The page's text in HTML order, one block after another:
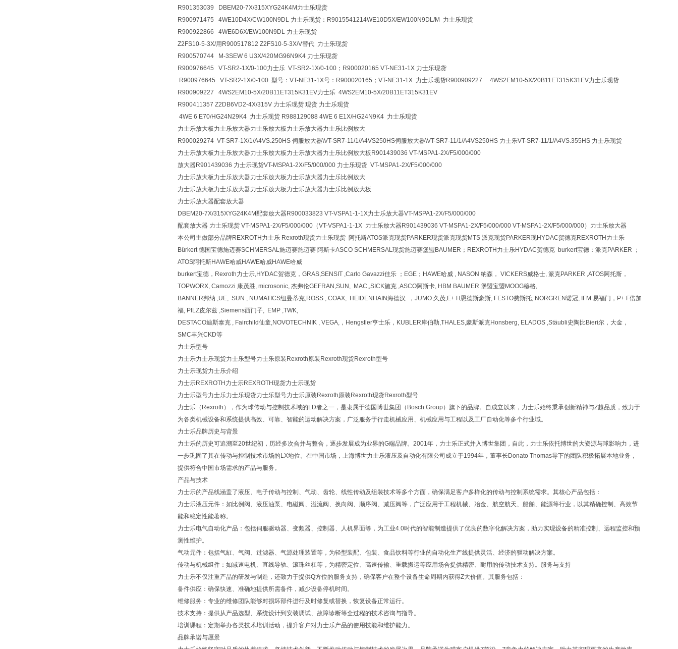
R901353039 DBEM20-7X/315XYG24K4M力士乐现货
R900971475 4WE10D4X/CW100N9DL 力士乐现货：R9015541214WE10D5X/EW100N9DL/M 力士乐现货
R900922866 4WE6D6X/EW100N9DL 力士乐现货
Z2FS10-5-3X/用R900517812 Z2FS10-5-3X/V替代 力士乐现货
R900570744 M-3SEW 6 U3X/420MG96N9K4 力士乐现货
R900976645 VT-SR2-1X/0-100力士乐 VT-SR2-1X/0-100；R900020165 VT-NE31-1X 力士乐现货
R900976645 VT-SR2-1X/0-100 型号：VT-NE31-1X号：R900020165；VT-NE31-1X 力士乐现货R900909227 4WS2EM10-5X/20B11ET315K31EV力士乐现货
R900909227 4WS2EM10-5X/20B11ET315K31EV力士乐 4WS2EM10-5X/20B11ET315K31EV
R900411357 Z2DB6VD2-4X/315V 力士乐现货 现货 力士乐现货
4WE 6 E70/HG24N29K4 力士乐现货 R988129088 4WE 6 E1X/HG24N9K4 力士乐现货
力士乐放大板力士乐放大器力士乐放大板力士乐放大器力士乐比例放大
R900029274 VT-SR7-1X/1/A4VS.250HS 伺服放大器\VT-SR7-11/1/A4VS250HS伺服放大器\VT-SR7-11/1/A4VS250HS 力士乐VT-SR7-11/1/A4VS.355HS 力士乐现货
力士乐放大板力士乐放大器力士乐放大板力士乐放大器力士乐比例放大板R901439036 VT-MSPA1-2X/F5/000/000
放大器R901439036 力士乐现货VT-MSPA1-2X/F5/000/000 力士乐现货 VT-MSPA1-2X/F5/000/000
力士乐放大板力士乐放大器力士乐放大板力士乐放大器力士乐比例放大
力士乐放大板力士乐放大器力士乐放大板力士乐放大器力士乐比例放大板
力士乐放大器配套放大器
DBEM20-7X/315XYG24K4M配套放大器R900033823 VT-VSPA1-1-1X力士乐放大器VT-MSPA1-2X/F5/000/000
配套放大器 力士乐现货 VT-MSPA1-2X/F5/000/000（VT-VSPA1-1-1X 力士乐放大器R901439036 VT-MSPA1-2X/F5/000/000 VT-MSPA1-2X/F5/000/000）力士乐放大器
本公司主做部分品牌REXROTH力士乐 Rexroth现货力士乐现货 阿托斯ATOS派克现货PARKER现货派克现货MTS 派克现货PARKER现HYDAC贺德克REXROTH力士乐
Bürkert 德国宝德施迈赛SCHMERSAL施迈赛施迈赛 阿斯卡ASCO SCHMERSAL现货施迈赛堡盟BAUMER；REXROTH力士乐HYDAC贺德克 burkert宝德：派克PARKER ；
ATOS阿托斯HAWE哈威HAWE哈威HAWE哈威
burkert宝德，Rexroth力士乐,HYDAC贺德克，GRAS,SENSIT ,Carlo Gavazzi佳乐 ；EGE；HAWE哈威 , NASON 纳森， VICKERS威格士, 派克PARKER ,ATOS阿托斯，
TOPWORX, Camozzi 康茂胜, microsonic, 杰弗伦GEFRAN,SUN, MAC,,SICK施克 ,ASCO阿斯卡, HBM BAUMER 堡盟宝盟MOOG穆格,
BANNER邦纳 ,UE, SUN , NUMATICS纽曼蒂克,ROSS , COAX, HEIDENHAIN海德汉 ，JUMO 久茂,E+ H恩德斯豪斯, FESTO费斯托, NORGREN诺冠, IFM 易福门，P+ F倍加
福, PILZ皮尔兹 ,Siemens西门子, EMP ,TWK,
DESTACO迪斯泰克 , Fairchild仙童,NOVOTECHNIK , VEGA,，Hengstler亨士乐，KUBLER库伯勒,THALES,豪斯派克Honsberg, ELADOS ,Stäubli史陶比Bieri尔，大金，
SMC丰兴CKD等
力士乐型号
力士乐力士乐现货力士乐型号力士乐原装Rexroth原装Rexroth现货Rexroth型号
力士乐现货力士乐介绍
力士乐REXROTH力士乐REXROTH现货力士乐现货
力士乐型号力士乐力士乐现货力士乐型号力士乐原装Rexroth原装Rexroth现货Rexroth型号
力士乐（Rexroth），作为球传动与控制技术域的LD者之一，是隶属于德国博世集团（Bosch Group）旗下的品牌。自成立以来，力士乐始终秉承创新精神与Z越品质，致力于
为各类机械设备和系统提供高效、可靠、智能的运动解决方案，广泛服务于行走机械应用、机械应用与工程以及工厂自动化等多个行业域。
力士乐品牌历史与背景
力士乐的历史可追溯至20世纪初，历经多次合并与整合，逐步发展成为业界的G端品牌。2001年，力士乐正式并入博世集团，自此，力士乐依托博世的大资源与球影响力，进
一步巩固了其在传动与控制技术市场的LX地位。在中国市场，上海博世力士乐液压及自动化有限公司成立于1994年，董事长Donato Thomas导下的团队积极拓展本地业务，
提供符合中国市场需求的产品与服务。
产品与技术
力士乐的产品线涵盖了液压、电子传动与控制、气动、齿轮、线性传动及组装技术等多个方面，确保满足客户多样化的传动与控制系统需求。其核心产品包括：
力士乐液压元件：如比例阀、液压油泵、电磁阀、溢流阀、换向阀、顺序阀、减压阀等，广泛应用于工程机械、冶金、航空航天、船舶、能源等行业，以其精确控制、高效节
能和稳定性能著称。
力士乐电气自动化产品：包括伺服驱动器、变频器、控制器、人机界面等，为工业4.0时代的智能制造提供了优良的数字化解决方案，助力实现设备的精准控制、远程监控和预
测性维护。
气动元件：包括气缸、气阀、过滤器、气源处理装置等，为轻型装配、包装、食品饮料等行业的自动化生产线提供灵活、经济的驱动解决方案。
传动与机械组件：如减速电机、直线导轨、滚珠丝杠等，为精密定位、高速传输、重载搬运等应用场合提供精密、耐用的传动技术支持。服务与支持
力士乐不仅注重产品的研发与制造，还致力于提供Q方位的服务支持，确保客户在整个设备生命周期内获得Z大价值。其服务包括：
备件供应：确保快速、准确地提供所需备件，减少设备停机时间。
维修服务：专业的维修团队能够对损坏部件进行及时修复或替换，恢复设备正常运行。
技术支持：提供从产品选型、系统设计到安装调试、故障诊断等全过程的技术咨询与指导。
培训课程：定期举办各类技术培训活动，提升客户对力士乐产品的使用技能和维护能力。
品牌承诺与愿景